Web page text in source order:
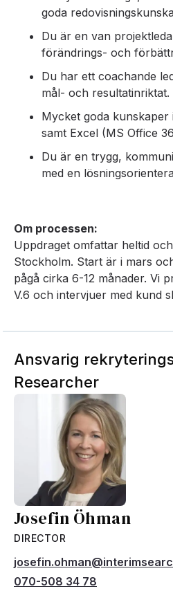
goda
Du är en van
förändrings- och
Du har ett coachande
mål- och resultatinriktat.
Mycket goda
samt Excel (MS Office
Du är en trygg,
med en
Om processen:
Uppdraget omfattar heltid
Stockholm. Start är i mars
pågå cirka 6-12 månader. Vi
V.6 och intervjuer med kund
Ansvarig
Researcher
Josefin Öhman
DIRECTOR
070-508 34 78